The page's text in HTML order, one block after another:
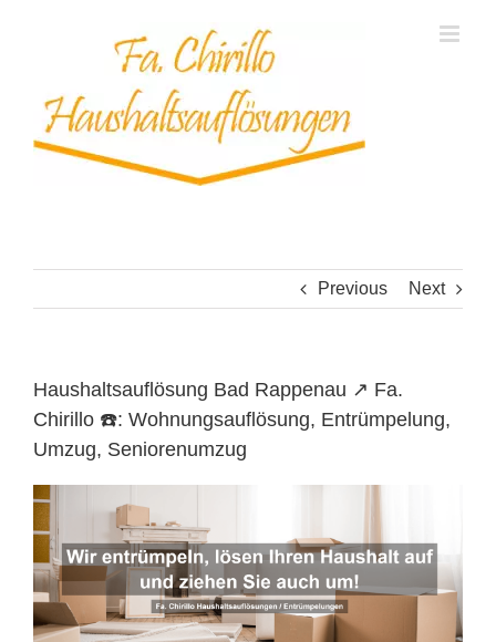
Previous Next
Haushaltsauflösung Bad Rappenau ↗️ Fa.
Chirillo ☎️: Wohnungsauflösung, Entrümpelung,
Umzug, Seniorenumzug